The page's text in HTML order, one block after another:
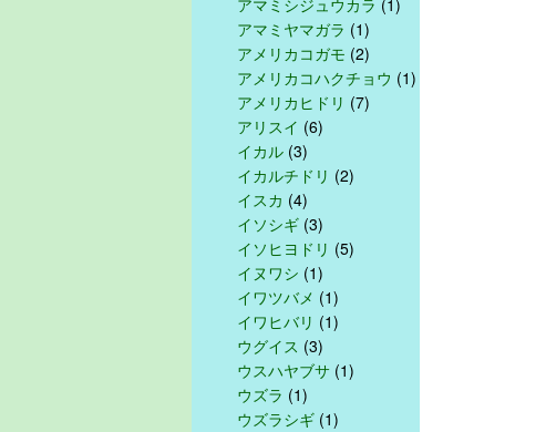
アマミヤマガラ (1)
アメリカコガモ (2)
アメリカコハクチョウ (1)
アメリカヒドリ (7)
アリスイ (6)
イカル (3)
イカルチドリ (2)
イスカ (4)
イソシギ (3)
イソヒヨドリ (5)
イヌワシ (1)
イワツバメ (1)
イワヒバリ (1)
ウグイス (3)
ウスハヤブサ (1)
ウズラ (1)
ウズラシギ (1)